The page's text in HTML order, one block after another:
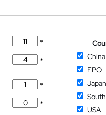
*
*
*
*
China
EPO
Japan
USA